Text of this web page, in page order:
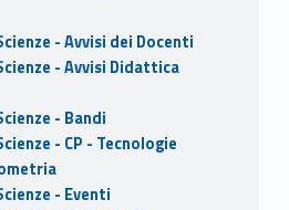
- Avvisi dei Docenti
- Avvisi Didattica
- Bandi
- CP - Tecnologie
- Eventi